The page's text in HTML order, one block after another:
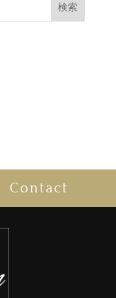
検索
Contact